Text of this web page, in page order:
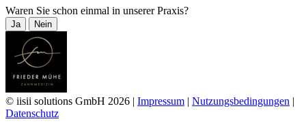
Waren Sie schon einmal in unserer Praxis?
Ja Nein
© iisii solutions GmbH 2026 | Impressum | Nutzungsbedingungen |
Datenschutz